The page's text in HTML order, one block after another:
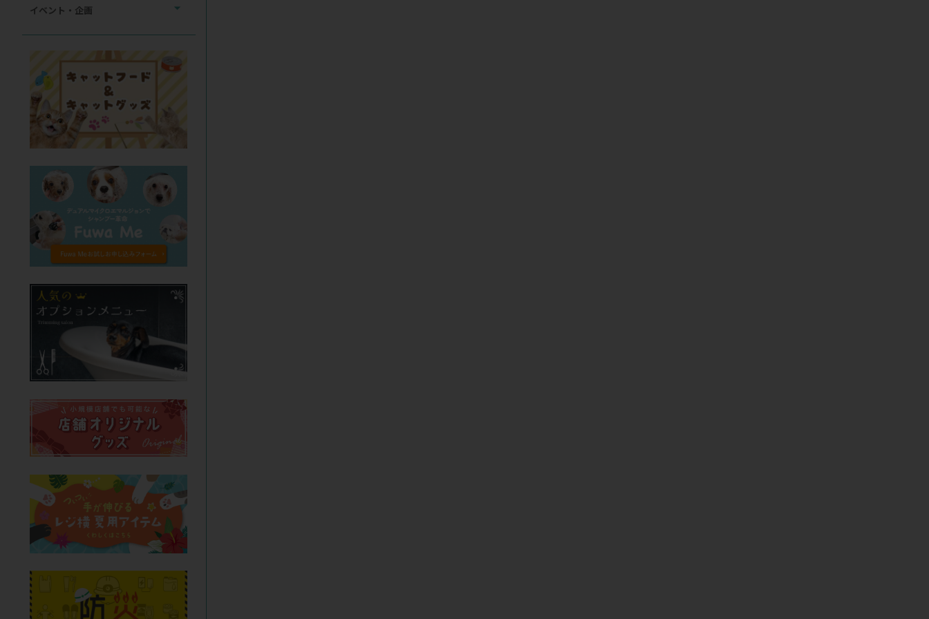
イベント・企画